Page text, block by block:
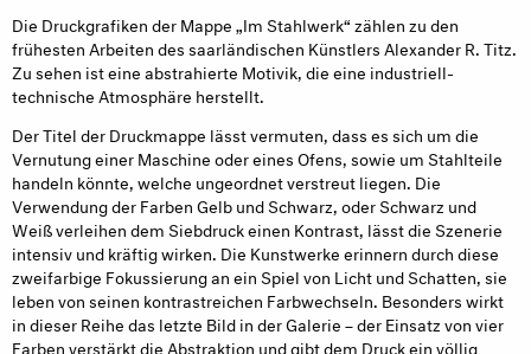
Die Druckgrafiken der Mappe „Im Stahlwerk“ zählen zu den
frühesten Arbeiten des saarländischen Künstlers Alexander R. Titz.
Zu sehen ist eine abstrahierte Motivik, die eine industriell-
technische Atmosphäre herstellt.
Der Titel der Druckmappe lässt vermuten, dass es sich um die
Vernutung einer Maschine oder eines Ofens, sowie um Stahlteile
handeln könnte, welche ungeordnet verstreut liegen. Die
Verwendung der Farben Gelb und Schwarz, oder Schwarz und
Weiß verleihen dem Siebdruck einen Kontrast, lässt die Szenerie
intensiv und kräftig wirken. Die Kunstwerke erinnern durch diese
zweifarbige Fokussierung an ein Spiel von Licht und Schatten, sie
leben von seinen kontrastreichen Farbwechseln. Besonders wirkt
in dieser Reihe das letzte Bild in der Galerie – der Einsatz von vier
Farben verstärkt die Abstraktion und gibt dem Druck ein völlig